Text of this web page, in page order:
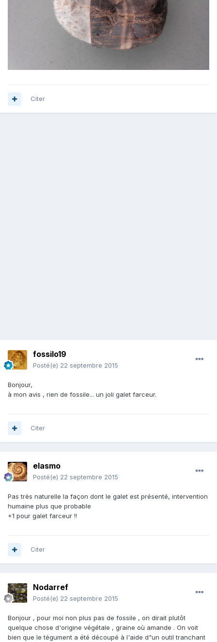
Citer
fossilo19
Posté(e) 22 septembre 2015
Bonjour,
à mon avis , rien de fossile... un joli galet farceur.
Citer
elasmo
Posté(e) 22 septembre 2015
Pas très naturelle la façon dont le galet est présenté, intervention
humaine plus que probable
+1 pour galet farceur !!
Citer
Nodarref
Posté(e) 22 septembre 2015
Bonjour , pour moi non plus pas de fossile , on dirait plutôt
quelque chose d'origine végétale , graine où amande . On voit
bien que le tégument a été découpé à l'aide d"un outil tranchant